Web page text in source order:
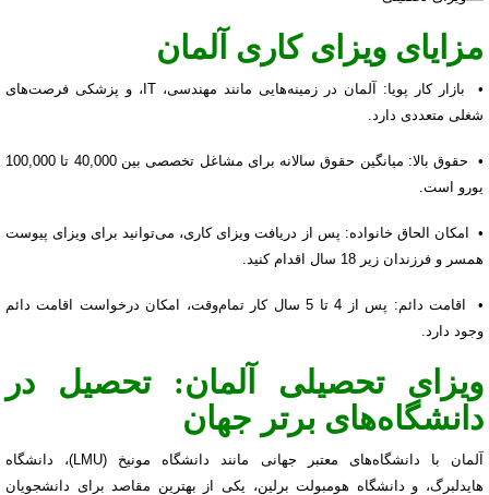
مزایای ویزای کاری آلمان
• بازار کار پویا: آلمان در زمینه‌هایی مانند مهندسی، IT، و پزشکی فرصت‌های
شغلی متعددی دارد.
• حقوق بالا: میانگین حقوق سالانه برای مشاغل تخصصی بین 40,000 تا 100,000
یورو است.
• امکان الحاق خانواده: پس از دریافت ویزای کاری، می‌توانید برای ویزای پیوست
همسر و فرزندان زیر 18 سال اقدام کنید.
• اقامت دائم: پس از 4 تا 5 سال کار تمام‌وقت، امکان درخواست اقامت دائم
وجود دارد.
ویزای تحصیلی آلمان: تحصیل در
دانشگاه‌های برتر جهان
آلمان با دانشگاه‌های معتبر جهانی مانند دانشگاه مونیخ (LMU)، دانشگاه
هایدلبرگ، و دانشگاه هومبولت برلین، یکی از بهترین مقاصد برای دانشجویان